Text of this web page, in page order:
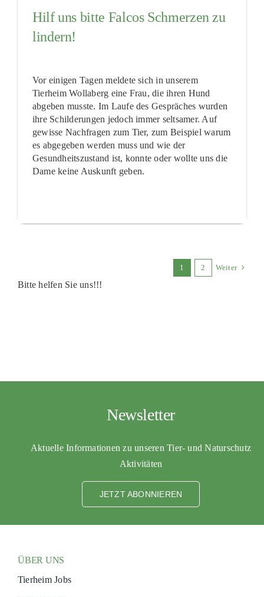
Hilf uns bitte Falcos Schmerzen zu
lindern!
Vor einigen Tagen meldete sich in unserem
Tierheim Wollaberg eine Frau, die ihren Hund
abgeben musste. Im Laufe des Gespräches wurden
ihre Schilderungen jedoch immer seltsamer. Auf
gewisse Nachfragen zum Tier, zum Beispiel warum
es abgegeben werden muss und wie der
Gesundheitszustand ist, konnte oder wollte uns die
Dame keine Auskunft geben.
1 2 Weiter
Bitte helfen Sie uns!!!
Newsletter
Aktuelle Informationen zu unseren Tier- und Naturschutz
Aktivitäten
JETZT ABONNIEREN
ÜBER UNS
Tierheim Jobs